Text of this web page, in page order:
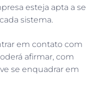
esteja apta a se
sistema.
em contato com
afirmar, com
se enquadrar em